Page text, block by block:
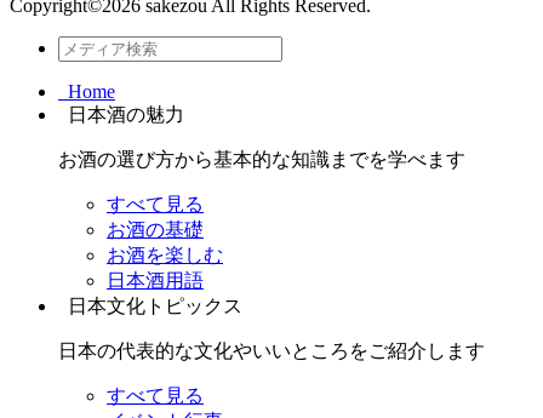
Copyright©2026 sakezou All Rights Reserved.
Home
日本酒の魅力
お酒の選び方から基本的な知識までを学べます
すべて見る
お酒の基礎
お酒を楽しむ
日本酒用語
日本文化トピックス
日本の代表的な文化やいいところをご紹介します
すべて見る